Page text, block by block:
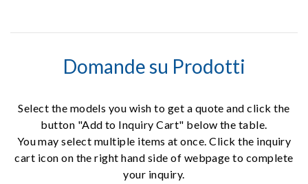
Domande su Prodotti
Select the models you wish to get a quote and click the
button "Add to Inquiry Cart" below the table.
You may select multiple items at once. Click the inquiry
cart icon on the right hand side of webpage to complete
your inquiry.